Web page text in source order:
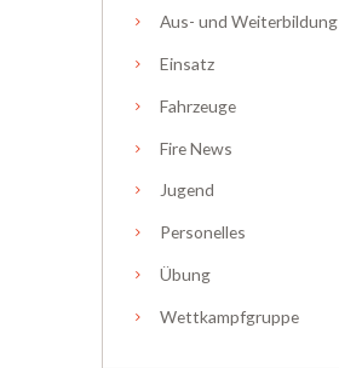
Aus- und Weiterbildung
Einsatz
Fahrzeuge
Fire News
Jugend
Personelles
Übung
Wettkampfgruppe